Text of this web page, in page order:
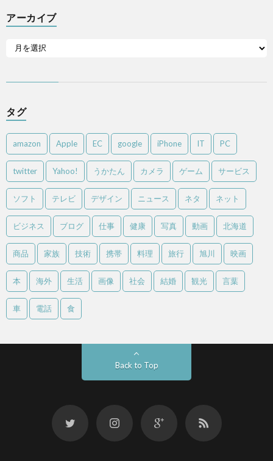
アーカイブ
タグ
amazon Apple EC google iPhone IT PC
twitter Yahoo! うかたん カメラ ゲーム サービス
ソフト テレビ デザイン ニュース ネタ ネット
ビジネス ブログ 仕事 健康 写真 動画 北海道
商品 家族 技術 携帯 料理 旅行 旭川 映画
本 海外 生活 画像 社会 結婚 観光 言葉
車 電話 食
Back to Top